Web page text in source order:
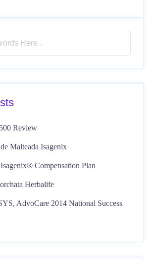
Review
Malteada Isagenix
Compensation Plan
Herbalife
AdvoCare 2014 National Success